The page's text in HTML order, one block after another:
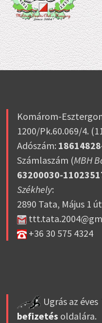
Komárom-
1200/Pk.60.069/4.
Adószám:
Számlaszám (MBH
63200030-
Székhely:
2890 Tata, Május 1
+36 30 575 4324
Ugrás az éves
befizetés oldalára.